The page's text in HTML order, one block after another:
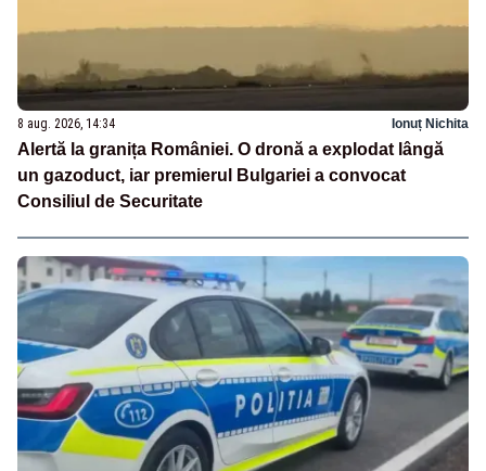
8 aug. 2026, 14:34 Ionuț Nichita
Alertă la granița României. O dronă a explodat lângă
un gazoduct, iar premierul Bulgariei a convocat
Consiliul de Securitate